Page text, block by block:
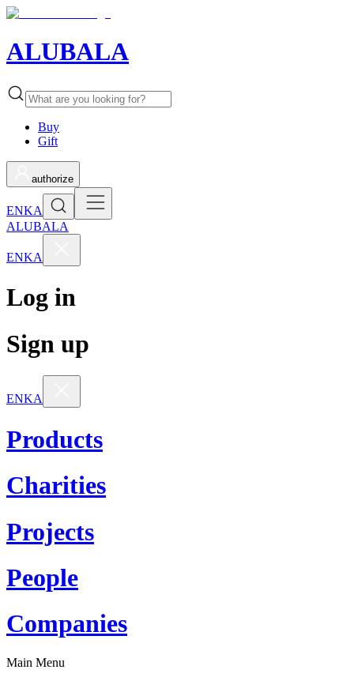
ALUBALA
Buy
Gift
authorize
ENKA
ALUBALA
ENKA
Log in
Sign up
ENKA
Products
Charities
Projects
People
Companies
Main Menu